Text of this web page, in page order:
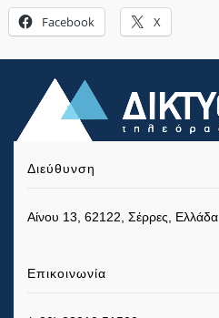
Facebook X
Διεύθυνση
Αίνου 13, 62122, Σέρρες, Ελλάδα
Επικοινωνία